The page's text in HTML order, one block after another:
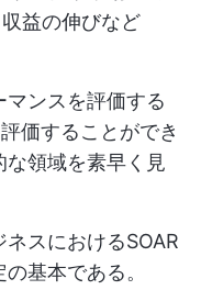
益の伸びなど
ンスを評価する
価することができ
な領域を素早く見
スにおけるSOAR
基本である。